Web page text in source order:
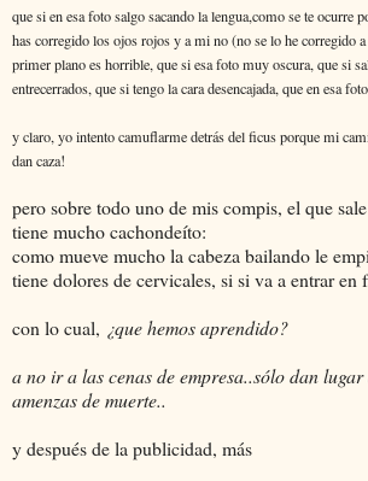
que si en esa foto salgo sacando la lengua,como se te ocurre
has corregido los ojos rojos y a mi no (no se lo he corregido
primer plano es horrible, que si esa foto muy oscura, que si
entrecerrados, que si tengo la cara desencajada, que en esa
y claro, yo intento camuflarme detrás del ficus porque mi
dan caza!
pero sobre todo uno de mis compis, el que
tiene mucho cachondeíto:
como mueve mucho la cabeza bailando le
tiene dolores de cervicales, si si va a entrar en
con lo cual, ¿que hemos aprendido?
a no ir a las cenas de empresa..sólo dan
amenzas de muerte..
y después de la publicidad, más